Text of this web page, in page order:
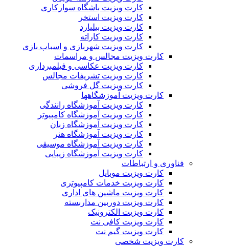
کارت ویزیت باشگاه سوارکاری
کارت ویزیت استخر
کارت ویزیت بیلیارد
کارت ویزیت کاراته
کارت ویزیت شهربازی و اسباب بازی
کارت ویزیت مجالس و مراسمات
کارت ویزیت عکاسی و فیلمبرداری
کارت ویزیت تشریفات مجالس
کارت ویزیت گل فروشی
کارت ویزیت آموزشگاهها
کارت ویزیت آموزشگاه رانندگی
کارت ویزیت آموزشگاه کامپیوتر
کارت ویزیت آموزشگاه زبان
کارت ویزیت آموزشگاه هنر
کارت ویزیت آموزشگاه موسیقی
کارت ویزیت آموزشگاه زیبایی
فناوری و ارتباطات
کارت ویزیت موبایل
کارت ویزیت خدمات کامپیوتری
کارت ویزیت ماشین های اداری
کارت ویزیت دوربین مداربسته
کارت ویزیت الکترونیک
کارت ویزیت کافی نت
کارت ویزیت گیم نت
کارت ویزیت شخصی